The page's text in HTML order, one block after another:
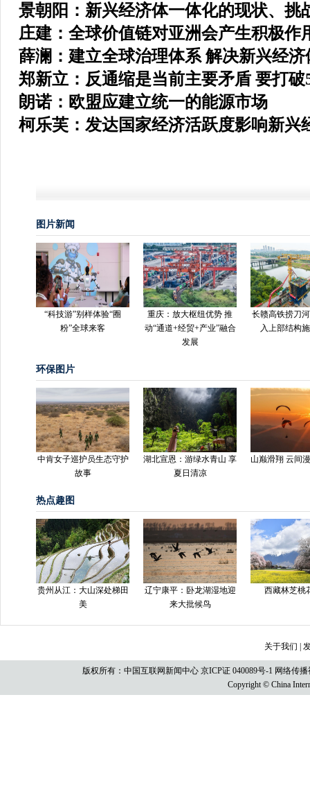
景朝阳：新兴经济体一体化的现状、挑
庄建：全球价值链对亚洲会产生积极作
薛澜：建立全球治理体系 解决新兴经
郑新立：反通缩是当前主要矛盾 要打破
朗诺：欧盟应建立统一的能源市场
柯乐芙：发达国家经济活跃度影响新兴